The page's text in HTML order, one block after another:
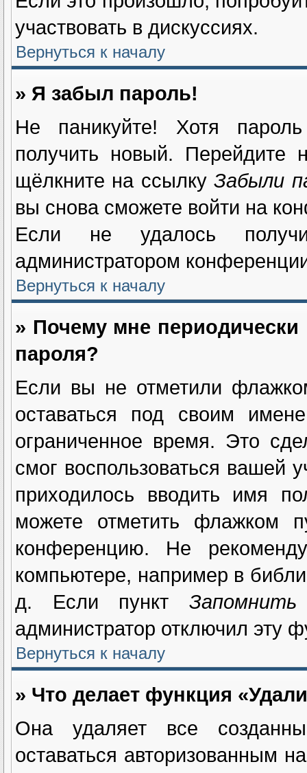
участвовать в дискуссиях.
Вернуться к началу
» Я забыл пароль!
Не паникуйте! Хотя
получить новый. Перейдите
щёлкните на ссылкуЗабыли
вы снова сможете войти на
Если не удалось
администратором
Вернуться к началу
» Почему мне
пароля?
Если вы не отметили
оставаться под своим
ограниченное время. Это
смог воспользоваться вашей
приходилось вводить имя
можете отметить флажком
конференцию. Не
компьютере, например в
д. Если пункт
администратор отключил эту
Вернуться к началу
» Что делает функция
Она удаляет все
оставаться авторизованным